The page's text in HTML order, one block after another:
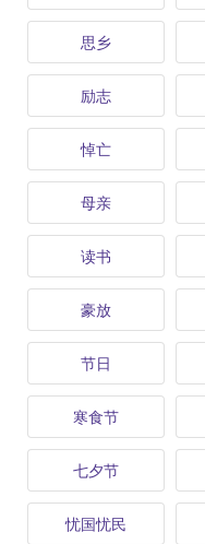
思乡
励志
悼亡
母亲
读书
豪放
节日
寒食节
七夕节
忧国忧民